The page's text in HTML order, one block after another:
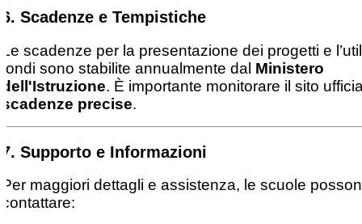
6. Scadenze e Tempistiche
Le scadenze per la presentazione dei progetti e
fondi sono stabilite annualmente dal Ministero
dell'Istruzione. È importante monitorare il sito
scadenze precise.
7. Supporto e Informazioni
Per maggiori dettagli e assistenza, le scuole
contattare: